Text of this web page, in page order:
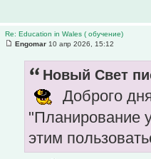
Re: Education in Wales ( обучение)
Engomar 10 апр 2026, 15:12
Новый Свет
Доброго
"Планирование
этим